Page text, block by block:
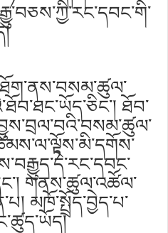
ཐོབ་
གནས་ཚུལ་འཚོལ་
མཁོ་སྤྲོད་བྱེད་པ་